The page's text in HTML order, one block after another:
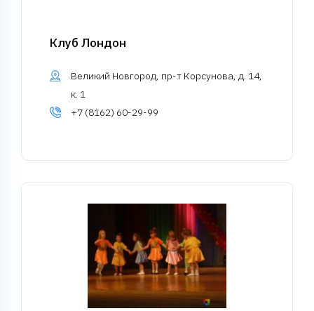
Клуб Лондон
Великий Новгород, пр-т Корсунова, д. 14,
к. 1
+7 (8162) 60-29-99